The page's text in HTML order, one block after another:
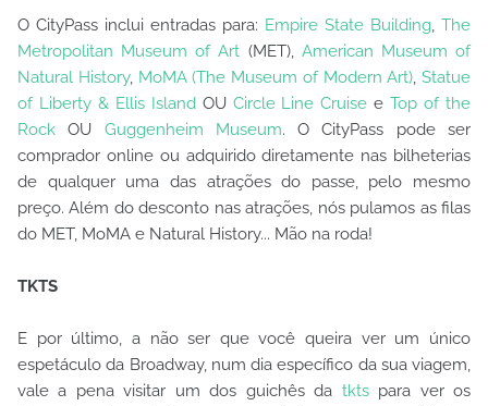
O CityPass inclui entradas para: Empire State Building, The
Metropolitan Museum of Art (MET), American Museum of
Natural History, MoMA (The Museum of Modern Art), Statue
of Liberty & Ellis IslandOU Circle Line Cruise eTop of the
Rock OU Guggenheim Museum.O CityPass pode ser
comprador online ou adquirido diretamente nas bilheterias
de qualquer uma das atrações do passe, pelo mesmo
preço. Além do desconto nas atrações, nós pulamos as filas
do MET, MoMA e Natural History... Mão na roda!
TKTS
E por último, a não ser que você queira ver um único
espetáculo da Broadway, num dia específico da sua viagem,
vale a pena visitar um dos guichês da tktspara ver os